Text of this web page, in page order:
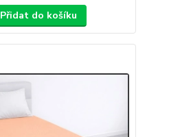
Přidat do košíku